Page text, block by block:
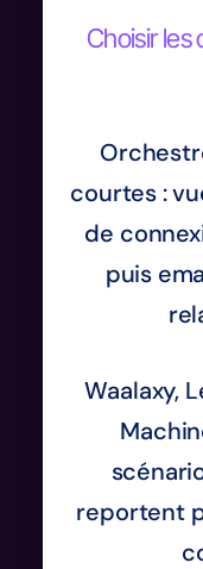
Choisir les
courtes :
de
puis
Waalaxy,
reportent